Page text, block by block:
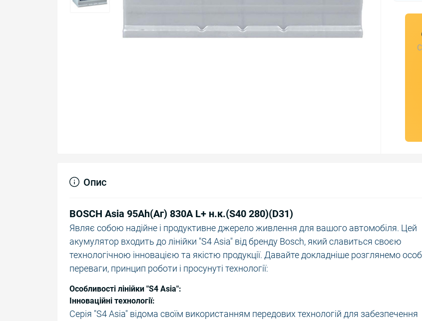
Опис
BOSCH Asia 95Ah(Аг) 830A L+ н.к.(S40 280)(D31)
Являє собою надійне і продуктивне джерело живлення для вашого автомобіля. Цей
акумулятор входить до лінійки "S4 Asia" від бренду Bosch, який славиться своєю
технологічною інновацією та якістю продукції. Давайте докладніше розглянемо
переваги, принцип роботи і просунуті технології:
Особливості лінійки "S4 Asia":
Інноваційні технології:
Серія "S4 Asia" відома своїм використанням передових технологій для забезпечення